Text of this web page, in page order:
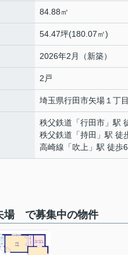
84.88㎡
54.47坪(180.07㎡)
2026年2月（新築）
2戸
埼玉県行田市矢場 １丁
秩父鉄道 「行田市 」駅
秩父鉄道 「持田 」駅 徒
高崎線 「吹上 」駅 徒歩
場 で募集中の物件